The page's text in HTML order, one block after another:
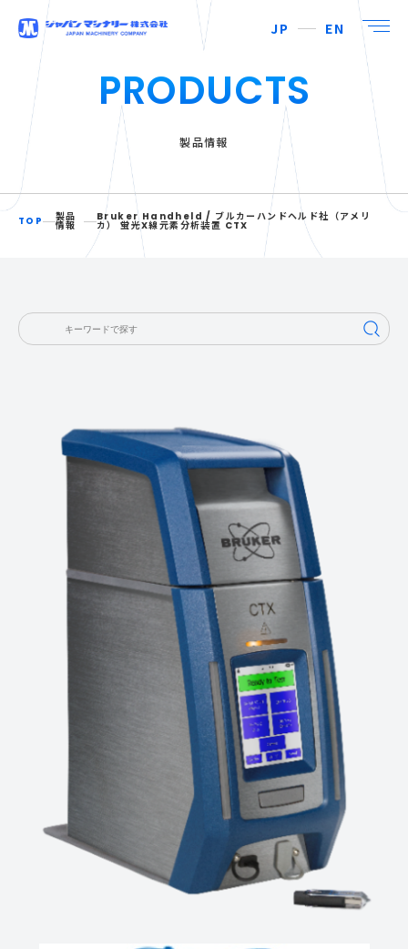
JP EN
PRODUCTS
製品情報
TOP 製品
情報
Bruker Handheld / ブルカーハンドヘルド社（アメリ
カ） 蛍光X線元素分析装置 CTX